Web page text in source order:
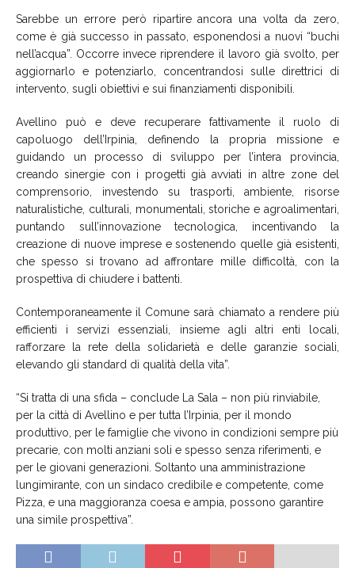
Sarebbe un errore però ripartire ancora una volta da zero,
come è già successo in passato, esponendosi a nuovi “buchi
nell’acqua”. Occorre invece riprendere il lavoro già svolto, per
aggiornarlo e potenziarlo, concentrandosi sulle direttrici di
intervento, sugli obiettivi e sui finanziamenti disponibili.
Avellino può e deve recuperare fattivamente il ruolo di
capoluogo dell’Irpinia, definendo la propria missione e
guidando un processo di sviluppo per l’intera provincia,
creando sinergie con i progetti già avviati in altre zone del
comprensorio, investendo su trasporti, ambiente, risorse
naturalistiche, culturali, monumentali, storiche e agroalimentari,
puntando sull’innovazione tecnologica, incentivando la
creazione di nuove imprese e sostenendo quelle già esistenti,
che spesso si trovano ad affrontare mille difficoltà, con la
prospettiva di chiudere i battenti.
Contemporaneamente il Comune sarà chiamato a rendere più
efficienti i servizi essenziali, insieme agli altri enti locali,
rafforzare la rete della solidarietà e delle garanzie sociali,
elevando gli standard di qualità della vita”.
“Si tratta di una sfida – conclude La Sala – non più rinviabile,
per la città di Avellino e per tutta l’Irpinia, per il mondo
produttivo, per le famiglie che vivono in condizioni sempre più
precarie, con molti anziani soli e spesso senza riferimenti, e
per le giovani generazioni. Soltanto una amministrazione
lungimirante, con un sindaco credibile e competente, come
Pizza, e una maggioranza coesa e ampia, possono garantire
una simile prospettiva”.